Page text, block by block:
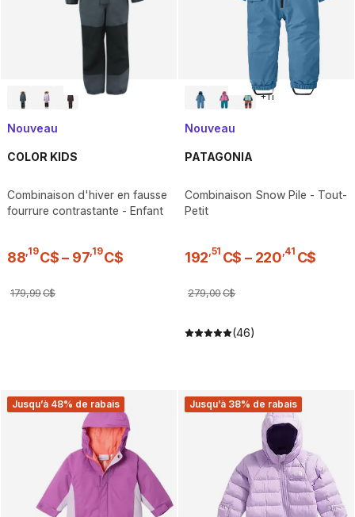
Nouveau
COLOR KIDS
Combinaison d'hiver en fausse
fourrure contrastante - Enfant
88,19C$ – 97,19C$
179,99C$
+11
Nouveau
PATAGONIA
Combinaison Snow Pile - Tout-
Petit
192,51 C$ – 220,41 C$
279,00C$
(46)
Jusqu’à 48% de rabais Jusqu’à 38% de rabais